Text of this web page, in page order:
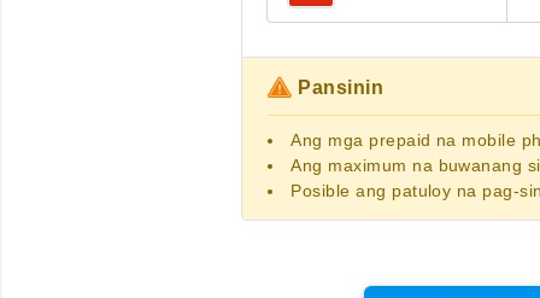
Pansinin
Ang mga prepaid na mobile
Ang maximum na buwanang
Posible ang patuloy na pag-